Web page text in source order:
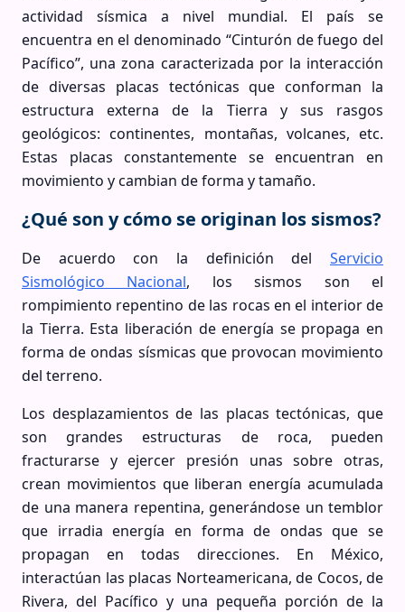
actividad sísmica a nivel mundial. El país se
encuentra en el denominado “Cinturón de fuego del
Pacífico”, una zona caracterizada por la interacción
de diversas placas tectónicas que conforman la
estructura externa de la Tierra y sus rasgos
geológicos: continentes, montañas, volcanes, etc.
Estas placas constantemente se encuentran en
movimiento y cambian de forma y tamaño.
¿Qué son y cómo se originan los sismos?
De acuerdo con la definición del Servicio
Sismológico Nacional, los sismos son el
rompimiento repentino de las rocas en el interior de
la Tierra. Esta liberación de energía se propaga en
forma de ondas sísmicas que provocan movimiento
del terreno.
Los desplazamientos de las placas tectónicas, que
son grandes estructuras de roca, pueden
fracturarse y ejercer presión unas sobre otras,
crean movimientos que liberan energía acumulada
de una manera repentina, generándose un temblor
que irradia energía en forma de ondas que se
propagan en todas direcciones. En México,
interactúan las placas Norteamericana, de Cocos, de
Rivera, del Pacífico y una pequeña porción de la